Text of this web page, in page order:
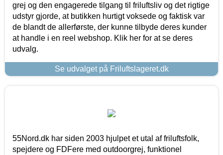
grej og den engagerede tilgang til friluftsliv og det rigtige
udstyr gjorde, at butikken hurtigt voksede og faktisk var
de blandt de allerførste, der kunne tilbyde deres kunder
at handle i en reel webshop. Klik her for at se deres
udvalg.
Se udvalget på Friluftslageret.dk
55Nord.dk har siden 2003 hjulpet et utal af friluftsfolk,
spejdere og FDFere med outdoorgrej, funktionel